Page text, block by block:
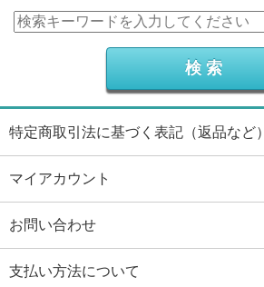
特定商取引法に基づく表記（返品など）
マイアカウント
お問い合わせ
支払い方法について